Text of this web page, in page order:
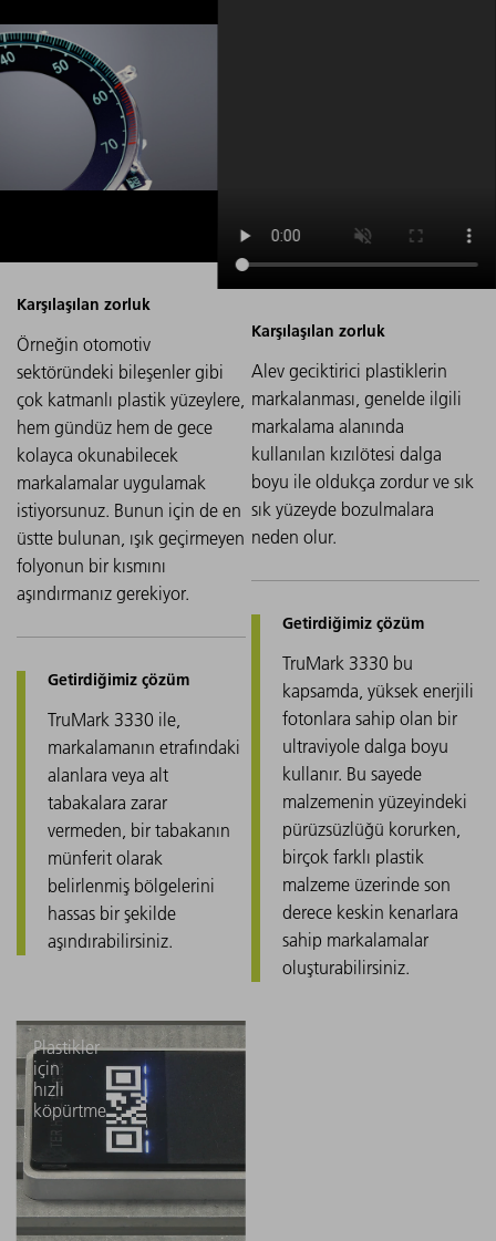
Örneğin otomotiv
sektöründeki bileşenler gibi
çok katmanlı plastik yüzeylere,
hem gündüz hem de gece
kolayca okunabilecek
markalamalar uygulamak
istiyorsunuz. Bunun için de en
üstte bulunan, ışık geçirmeyen
folyonun bir kısmını
aşındırmanız gerekiyor.
TruMark 3330 ile,
markalamanın etrafındaki
alanlara veya alt
tabakalara zarar
vermeden, bir tabakanın
münferit olarak
belirlenmiş bölgelerini
hassas bir şekilde
aşındırabilirsiniz.
Alev geciktirici plastiklerin
markalanması, genelde ilgili
markalama alanında
kullanılan kızılötesi dalga
boyu ile oldukça zordur ve sık
sık yüzeyde bozulmalara
neden olur.
TruMark 3330 bu
kapsamda, yüksek enerjili
fotonlara sahip olan bir
ultraviyole dalga boyu
kullanır. Bu sayede
malzemenin yüzeyindeki
pürüzsüzlüğü korurken,
birçok farklı plastik
malzeme üzerinde son
derece keskin kenarlara
sahip markalamalar
oluşturabilirsiniz.
Plastikler
için
hızlı
köpürtme